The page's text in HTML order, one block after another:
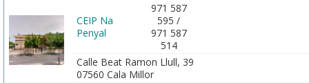
CEIP Na
Penyal
971 587
595 /
971 587
514
Calle Beat Ramon Llull, 39
07560 Cala Millor